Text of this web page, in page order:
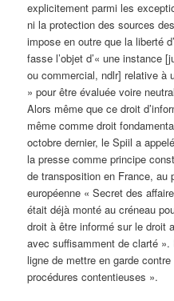
explicitement parmi les
ni la protection des sources
impose en outre que la liberté
fasse l’objet d’« une instance
ou commercial, ndlr] relative à
» pour être évaluée voire
Alors même que ce droit
même comme droit
octobre dernier, le Spiil a
la presse comme principe
de transposition en France, au
européenne « Secret des
était déjà monté au créneau
droit à être informé sur le droit
avec suffisamment de clarté
ligne de mettre en garde
procédures contentieuses ».